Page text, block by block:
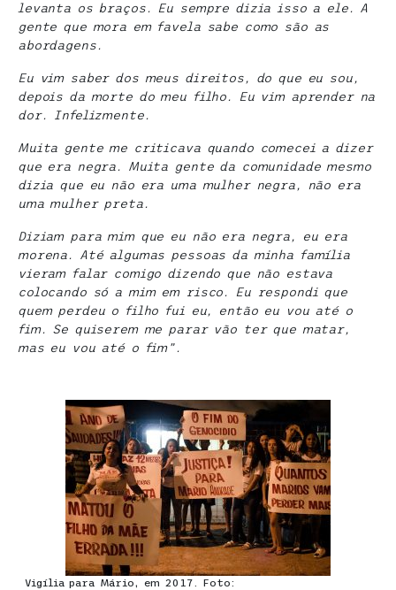
levanta os braços. Eu sempre dizia isso a ele. A
gente que mora em favela sabe como são as
abordagens.
Eu vim saber dos meus direitos, do que eu sou,
depois da morte do meu filho. Eu vim aprender na
dor. Infelizmente.
Muita gente me criticava quando comecei a dizer
que era negra. Muita gente da comunidade mesmo
dizia que eu não era uma mulher negra, não era
uma mulher preta.
Diziam para mim que eu não era negra, eu era
morena. Até algumas pessoas da minha família
vieram falar comigo dizendo que não estava
colocando só a mim em risco. Eu respondi que
quem perdeu o filho fui eu, então eu vou até o
fim. Se quiserem me parar vão ter que matar,
mas eu vou até o fim”.
Vigília para Mário, em 2017. Foto: